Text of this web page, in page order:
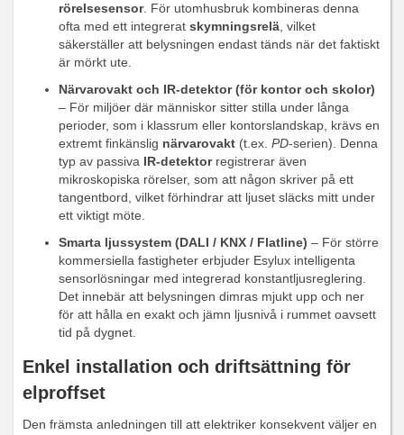
rörelsesensor. För utomhusbruk kombineras denna
ofta med ett integrerat skymningsrelä , vilket
säkerställer att belysningen endast tänds när det faktiskt
är mörkt ute.
Närvarovakt och IR-detektor (för kontor och skolor)
– För miljöer där människor sitter stilla under långa
perioder, som i klassrum eller kontorslandskap, krävs en
extremt finkänslig närvarovakt (t.ex. PD-serien). Denna
typ av passiva IR-detektorregistrerar även
mikroskopiska rörelser, som att någon skriver på ett
tangentbord, vilket förhindrar att ljuset släcks mitt under
ett viktigt möte.
Smarta ljussystem (DALI / KNX / Flatline) – För större
kommersiella fastigheter erbjuder Esylux intelligenta
sensorlösningar med integrerad konstantljusreglering.
Det innebär att belysningen dimras mjukt upp och ner
för att hålla en exakt och jämn ljusnivå i rummet oavsett
tid på dygnet.
Enkel installation och driftsättning för
elproffset
Den främsta anledningen till att elektriker konsekvent väljer en